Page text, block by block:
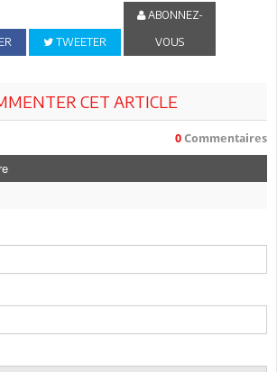
TWEETER
ABONNEZ-
VOUS
CET ARTICLE
0 Commentaires